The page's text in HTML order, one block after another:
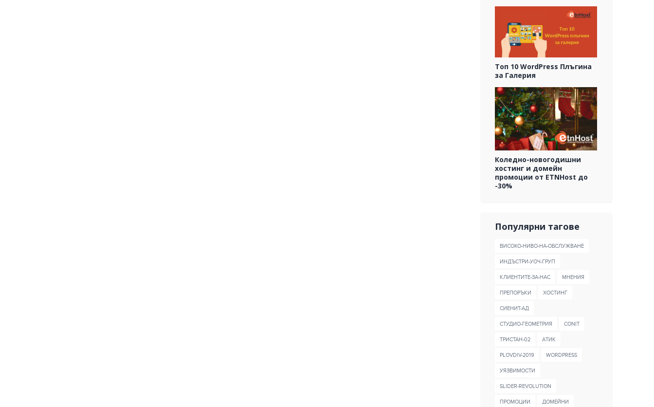
Топ 10 WordPress Плъгина
за Галерия
Коледно-новогодишни
хостинг и домейн
промоции от ETNHost до
-30%
Популярни тагове
ВИСОКО-НИВО-НА-ОБСЛУЖВАНЕ
ИНДЪСТРИ-УОЧ-ГРУП
КЛИЕНТИТЕ-ЗА-НАС МНЕНИЯ
ПРЕПОРЪКИ ХОСТИНГ
СИЕНИТ-АД
СТУДИО-ГЕОМЕТРИЯ CONIT
ТРИСТАН-02 AТИК
PLOVDIV-2019 WORDPRESS
УЯЗВИМОСТИ
SLIDER-REVOLUTION
ПРОМОЦИИ ДОМЕЙНИ